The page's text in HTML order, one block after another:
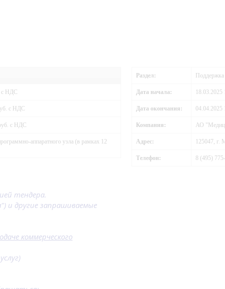
с НДС
с НДС
с НДС
аппаратного узла (в рамках 12
тендера.
и другие запрашиваемые
коммерческого
Раздел:
Дата начала:
Дата окончания: 04.04.2025
Компания: АО
Адрес: 125047, г.
Телефон: 8 (495)